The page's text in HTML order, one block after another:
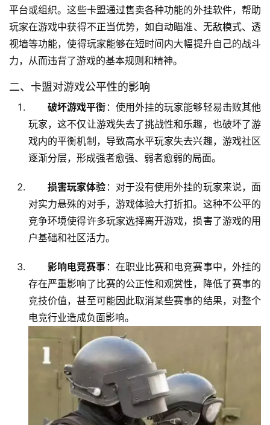
平台或组织。这些卡盟通过售卖各种功能的外挂软件，帮助
玩家在游戏中获得不正当优势，如自动瞄准、无敌模式、透
视墙等功能，使得玩家能够在短时间内大幅提升自己的战斗
力，从而违背了游戏的基本规则和精神。
二、卡盟对游戏公平性的影响
破坏游戏平衡 ：使用外挂的玩家能够轻易击败其他
玩家，这不仅让游戏失去了挑战性和乐趣，也破坏了游
戏内的平衡机制，导致高水平玩家失去兴趣，游戏社区
逐渐分层，形成强者愈强、弱者愈弱的局面。
损害玩家体验 ：对于没有使用外挂的玩家来说，面
对实力悬殊的对手，游戏体验大打折扣。这种不公平的
竞争环境使得许多玩家选择离开游戏，损害了游戏的用
户基础和社区活力。
影响电竞赛事 ：在职业比赛和电竞赛事中，外挂的
存在严重影响了比赛的公正性和观赏性，降低了赛事的
竞技价值，甚至可能因此取消某些赛事的结果，对整个
电竞行业造成负面影响。